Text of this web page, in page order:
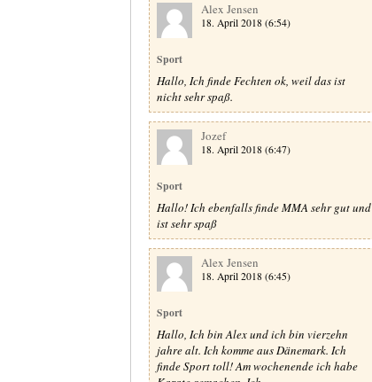
Alex Jensen
18. April 2018 (6:54)
Sport
Hallo, Ich finde Fechten ok, weil das ist
nicht sehr spaß.
Jozef
18. April 2018 (6:47)
Sport
Hallo! Ich ebenfalls finde MMA sehr gut und
ist sehr spaß
Alex Jensen
18. April 2018 (6:45)
Sport
Hallo, Ich bin Alex und ich bin vierzehn
jahre alt. Ich komme aus Dänemark. Ich
finde Sport toll! Am wochenende ich habe